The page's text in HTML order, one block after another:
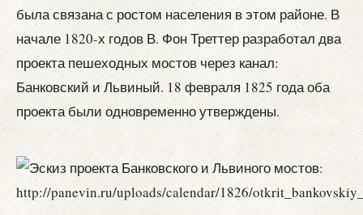
была связана с ростом населения в этом районе. В
начале 1820-х годов В. Фон Треттер разработал два
проекта пешеходных мостов через канал:
Банковский и Львиный. 18 февраля 1825 года оба
проекта были одновременно утверждены.